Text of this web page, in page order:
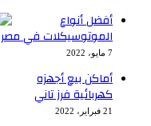
أفضل أنواع
الموتوسيكلات في مصر
7 مايو، 2022
أماكن بيع أجهزه
كهربائية فرز تاني
21 فبراير، 2022